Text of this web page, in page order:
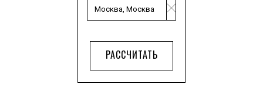
РАССЧИТАТЬ